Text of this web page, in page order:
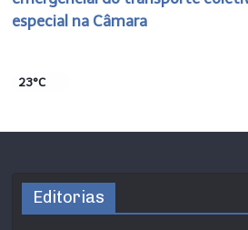
especial na Câmara
23°C
Editorias